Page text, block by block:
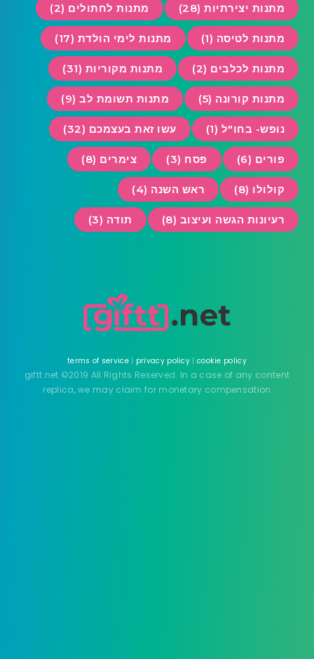
מתנות יצירתיות (28) מתנות לחתולים (2)
מתנות לטיסה (1) מתנות לימי הולדת (17)
מתנות לכלבים (2) מתנות מקוריות (31)
מתנות קורונה (5) מתנות תשומת לב (9)
נופש- בחו"ל (1) עשו זאת בעצמכם (32)
פורים (6) פסח (3) צימרים (8)
קולולו (8) ראש השנה (4)
רעיונות הגשה ועיצוב (8) תודה (3)
terms of service| privacy policy | cookie policy
giftt.net ©2019 All Rights Reserved. In a case of any content
replica, we may claim for monetary compensation